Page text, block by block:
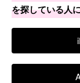
を探している人